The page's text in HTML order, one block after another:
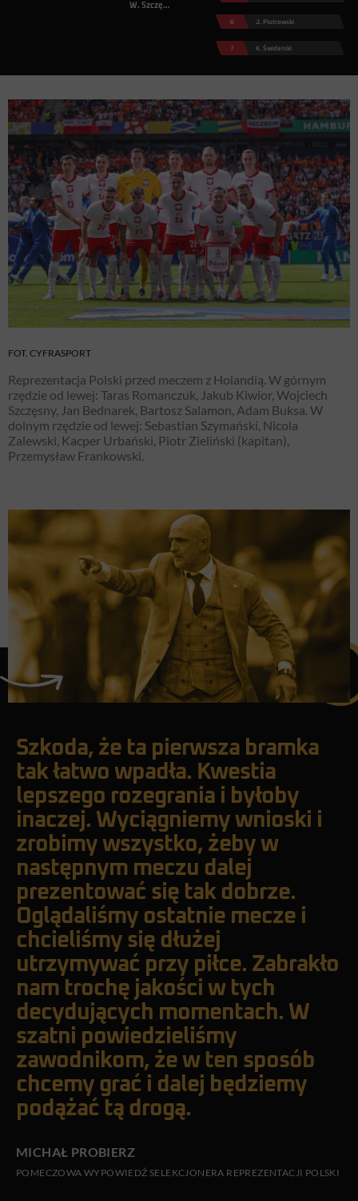
W. Szczęsny
6 J. Piotrowski
7 K. Świderski
FOT. CYFRASPORT
Reprezentacja Polski przed meczem z Holandią. W górnym
rzędzie od lewej: Taras Romanczuk, Jakub Kiwior, Wojciech
Szczęsny, Jan Bednarek, Bartosz Salamon, Adam Buksa. W
dolnym rzędzie od lewej: Sebastian Szymański, Nicola
Zalewski, Kacper Urbański, Piotr Zieliński (kapitan),
Przemysław Frankowski.
Szkoda, że ta pierwsza bramka
tak łatwo wpadła. Kwestia
lepszego rozegrania i byłoby
inaczej. Wyciągniemy wnioski i
zrobimy wszystko, żeby w
następnym meczu dalej
prezentować się tak dobrze.
Oglądaliśmy ostatnie mecze i
chcieliśmy się dłużej
utrzymywać przy piłce. Zabrakło
nam trochę jakości w tych
decydujących momentach. W
szatni powiedzieliśmy
zawodnikom, że w ten sposób
chcemy grać i dalej będziemy
podążać tą drogą.
MICHAŁ PROBIERZ
POMECZOWA WYPOWIEDŹ SELEKCJONERA REPREZENTACJI POLSKI